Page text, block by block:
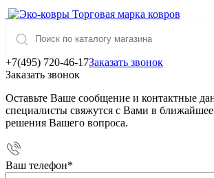
Торговая марка ковров
+7(495) 720-46-17Заказать звонок
Заказать звонок
Оставьте Ваше сообщение и контактные
специалисты свяжутся с Вами в ближайшее
решения Вашего вопроса.
Ваш телефон*